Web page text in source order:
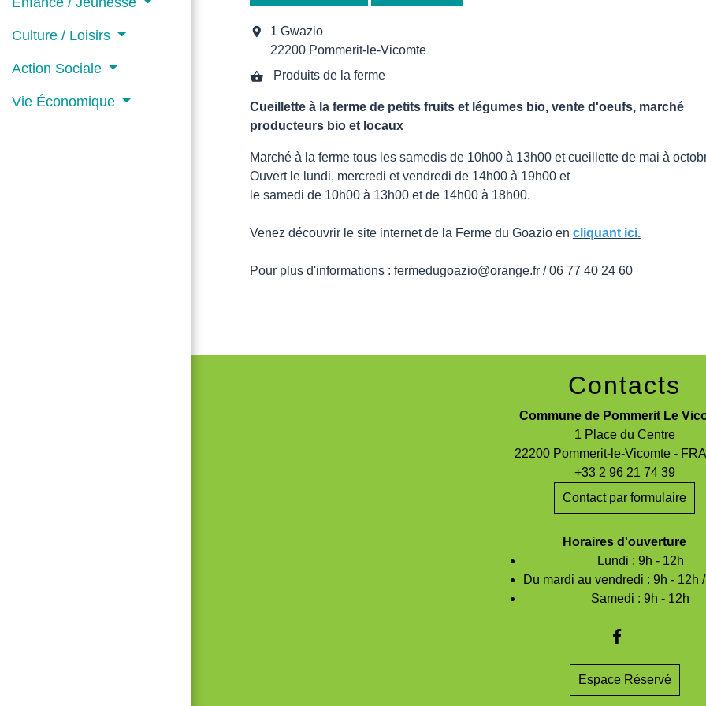
Culture / Loisirs
Action Sociale
Vie Économique
location_on
1 Gwazio
22200 Pommerit-le-Vicomte
shopping_basket Produits de la ferme
Cueillette à la ferme de petits fruits et légumes bio, vente d'oeufs, marché
producteurs bio et locaux
Marché à la ferme tous les samedis de 10h00 à 13h00 et cueillette de mai à
Ouvert le lundi, mercredi et vendredi de 14h00 à 19h00 et
le samedi de 10h00 à 13h00 et de 14h00 à 18h00.
Venez découvrir le site internet de la Ferme du Goazio en cliquant ici.
Pour plus d'informations : fermedugoazio@orange.fr / 06 77 40 24 60
Contacts
Commune de Pommerit Le
1 Place du Centre
22200 Pommerit-le-Vicomte -
+33 2 96 21 74 39
Contact par formulaire
Horaires d'ouverture
Lundi : 9h - 12h
Du mardi au vendredi : 9h - 12h
Samedi : 9h - 12h
Espace Réservé